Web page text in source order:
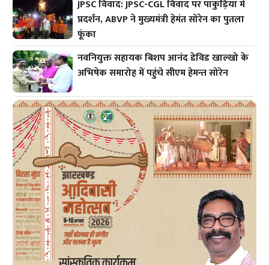
JPSC विवाद: JPSC-CGL विवाद पर पाकुड़िया में
प्रदर्शन, ABVP ने मुख्यमंत्री हेमंत सोरेन का पुतला
फूंका
नवनियुक्त सहायक बिशप आनंद डेविड खाल्खो के
अभिषेक समारोह में पहुंचे सीएम हेमन्त सोरेन